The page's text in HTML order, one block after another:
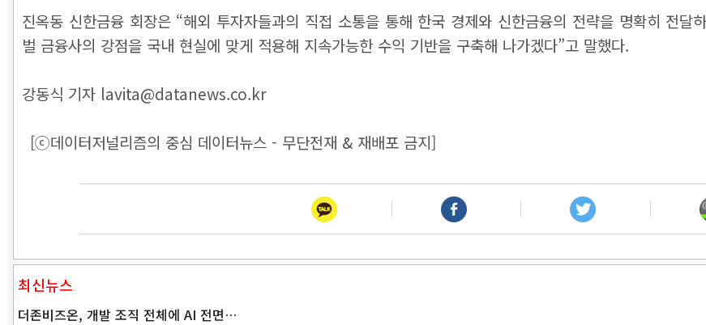
진옥동 신한금융 회장은 “해외 투자자들과의 직접 소통을 통해 한국 경제와 신한금융의 전략을 명확히 전
벌 금융사의 강점을 국내 현실에 맞게 적용해 지속가능한 수익 기반을 구축해 나가겠다”고 말했다.
강동식 기자 lavita@datanews.co.kr
[ⓒ데이터저널리즘의 중심 데이터뉴스 - 무단전재 & 재배포 금지]
최신뉴스
더존비즈온, 개발 조직 전체에 AI 전면…